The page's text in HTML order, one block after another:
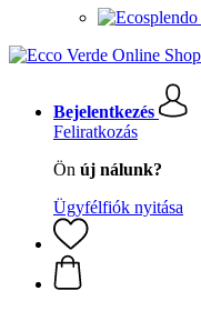
Bejelentkezés
Feliratkozás
Ön új nálunk?
Ügyfélfiók nyitása